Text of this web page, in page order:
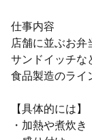
仕事内容
店舗に並ぶお弁
サンドイッチな
食品製造のライ
【具体的には】
・加熱や煮炊き